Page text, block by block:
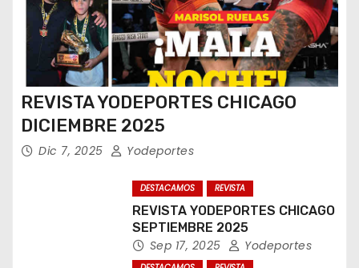
REVISTA YODEPORTES CHICAGO
DICIEMBRE 2025
Dic 7, 2025 Yodeportes
DESTACAMOS REVISTA
REVISTA YODEPORTES CHICAGO
SEPTIEMBRE 2025
Sep 17, 2025 Yodeportes